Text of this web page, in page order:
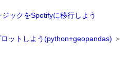
ックをSpotifyに移行しよう
ットしよう(python+geopandas) ＞